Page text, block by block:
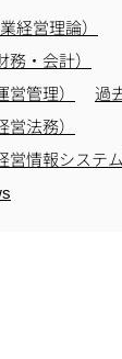
経営理論）
・会計）
管理）
過
法務）
営情報システム